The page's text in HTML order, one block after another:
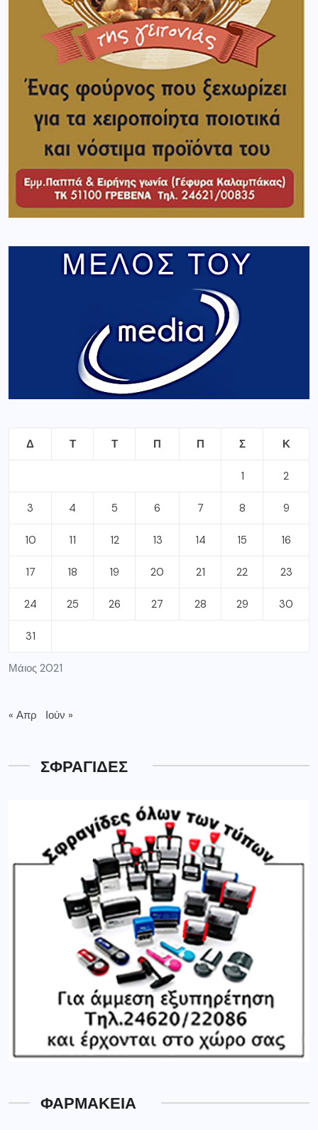
Μάιος 2021
Δ Τ Τ Π Π Σ Κ
1 2
3 4 5 6 7 8 9
10 11 12 13 14 15 16
17 18 19 20 21 22 23
24 25 26 27 28 29 30
31
« Απρ Ιούν »
ΣΦΡΑΓΙΔΕΣ
ΦΑΡΜΑΚΕΙΑ